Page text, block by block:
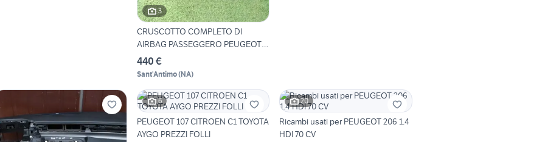
3
CRUSCOTTO COMPLETO DI
AIRBAG PASSEGGERO PEUGEOT
30
440 €
Sant'Antimo(NA)
6
PEUGEOT 107 CITROEN C1 TOYOTA
AYGO PREZZI FOLLI
20
Ricambi usati per PEUGEOT 206 1.4
HDI 70 CV